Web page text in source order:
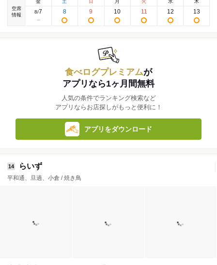
空席
情報
金
8/7
土
8
日
9
月
10
火
11
水
12
木
13
食べログプレミアムが
アプリなら1ヶ月間無料
人気の条件でランキング検索など
アプリならお店探しがもっと便利に！
アプリをダウンロード
14 らいず
平和通、旦過、小倉 / 焼き鳥